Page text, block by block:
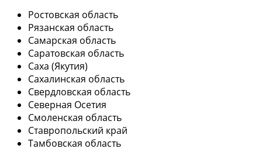
Ростовская область
Рязанская область
Самарская область
Саратовская область
Саха (Якутия)
Сахалинская область
Свердловская область
Северная Осетия
Смоленская область
Ставропольский край
Тамбовская область